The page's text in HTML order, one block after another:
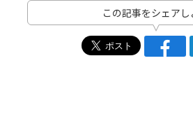
この記事をシェアし